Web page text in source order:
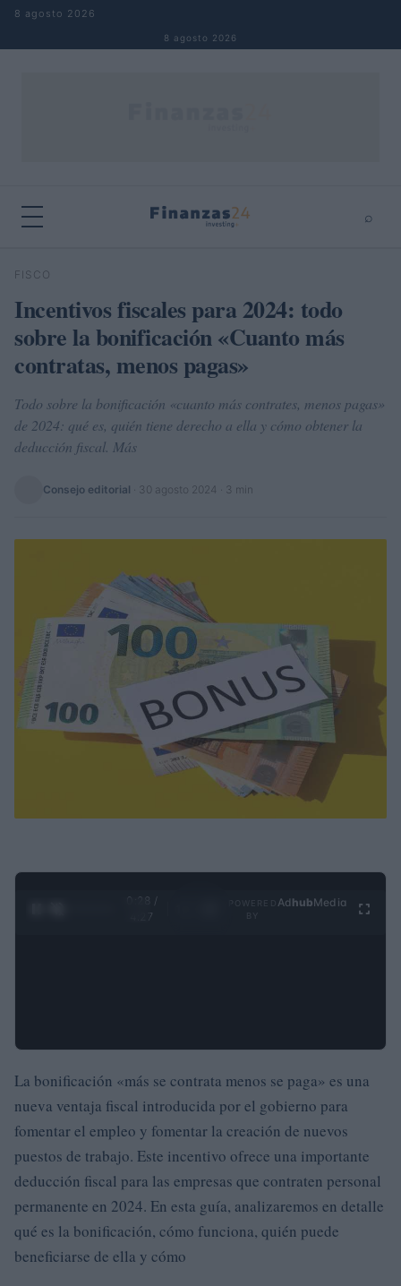
Saltar al contenido
8 agosto 2026
8 agosto 2026
⌕
Buscar
FISCO
Incentivos fiscales para 2024: todo
sobre la bonificación «Cuanto más
contratas, menos pagas»
Todo sobre la bonificación «cuanto más contrates, menos pagas»
de 2024: qué es, quién tiene derecho a ella y cómo obtener la
deducción fiscal. Más
Consejo editorial 30 agosto 2024 · 3 min
0:29 /
4:27
Ad hubMedia
La bonificación «más se contrata menos se paga» es una
nueva ventaja fiscal introducida por el gobierno para
fomentar el empleo y fomentar la creación de nuevos
puestos de trabajo. Este incentivo ofrece una importante
deducción fiscal para las empresas que contraten personal
permanente en 2024. En esta guía, analizaremos en detalle
qué es la bonificación, cómo funciona, quién puede
beneficiarse de ella y cómo